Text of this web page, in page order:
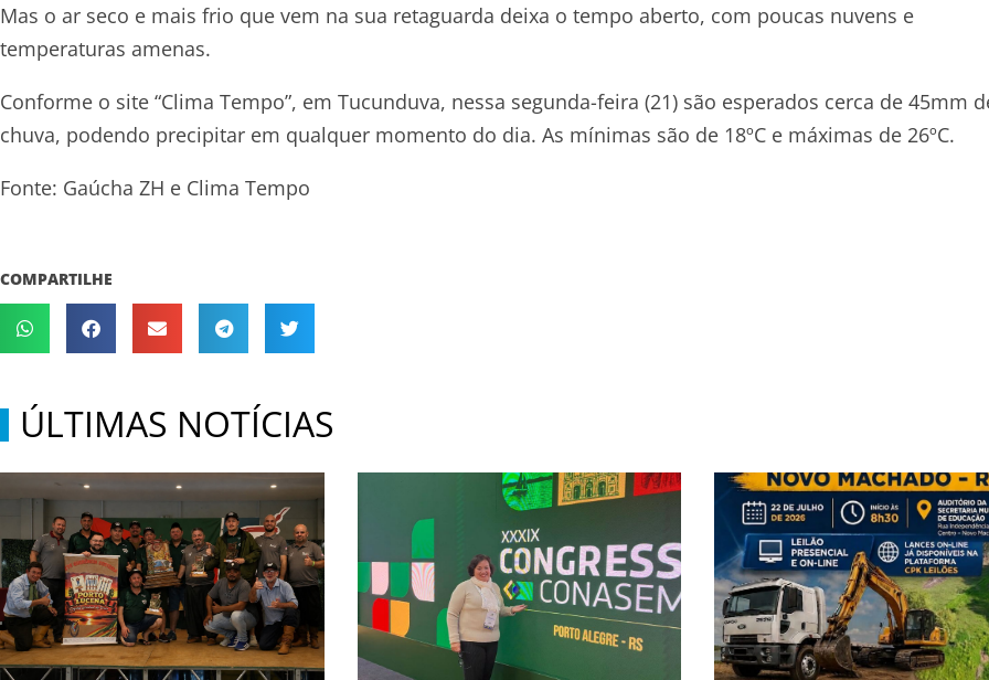
Mas o ar seco e mais frio que vem na sua retaguarda deixa o tempo aberto, com poucas nuvens e
temperaturas amenas.
Conforme o site “Clima Tempo”, em Tucunduva, nessa segunda-feira (21) são esperados cerca de 45mm
chuva, podendo precipitar em qualquer momento do dia. As mínimas são de 18ºC e máximas de 26ºC.
Fonte: Gaúcha ZH e Clima Tempo
COMPARTILHE
ÚLTIMAS NOTÍCIAS